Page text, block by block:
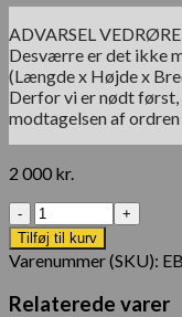
ADVARSEL
Desværre er det ikke
(Længde x Højde x
Derfor vi er nødt
modtagelsen af
2 000 kr.
Antal
Tilføj til kurv
Varenummer (SKU):
Relaterede varer